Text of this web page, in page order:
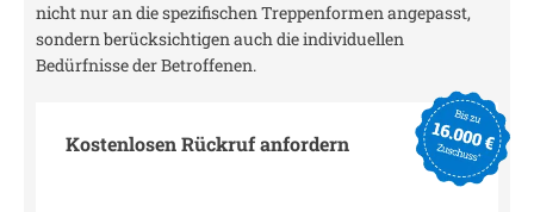
nicht nur an die spezifischen Treppenformen angepasst,
sondern berücksichtigen auch die individuellen
Bedürfnisse der Betroffenen.
Kostenlosen Rückruf anfordern